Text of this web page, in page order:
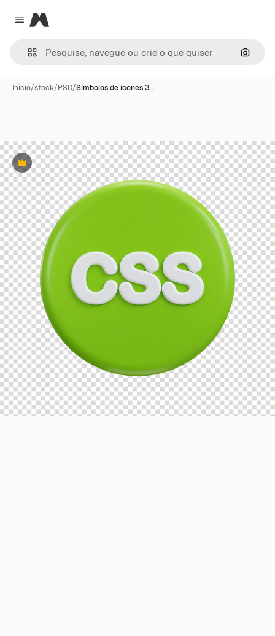
Close menu
Magnific
Início/stock/PSD/Símbolos de ícones 3…
Premium